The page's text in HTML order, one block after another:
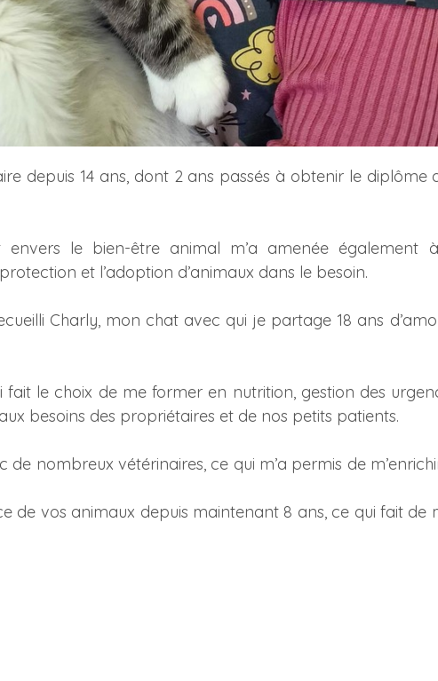
depuis 14 ans, dont 2 ans passés à obtenir le diplôme
le bien-être animal m’a amenée également
et l’adoption d’animaux dans le besoin.
Charly, mon chat avec qui je partage 18 ans
fait le choix de me former en nutrition, gestion des
besoins des propriétaires et de nos petits patients.
nombreux vétérinaires, ce qui m’a permis de
de vos animaux depuis maintenant 8 ans, ce qui fait de